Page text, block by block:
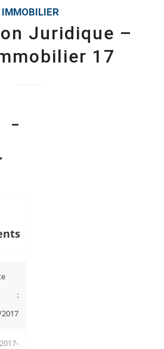
IMMOBILIER
Juridique –
17
–
: